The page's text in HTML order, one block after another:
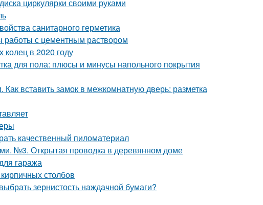
циркулярки своими руками
санитарного герметика
с цементным раствором
колец в 2020 году
для пола: плюсы и минусы напольного покрытия
вставить замок в межкомнатную дверь: разметка
качественный пиломатериал
№3. Открытая проводка в деревянном доме
гаража
столбов
зернистость наждачной бумаги?